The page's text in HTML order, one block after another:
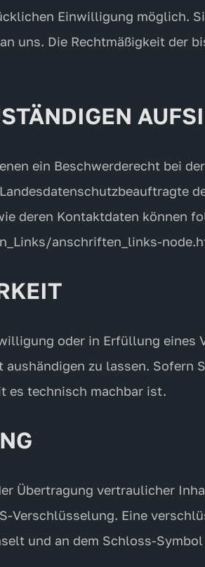
Einwilligung möglich.
uns. Die Rechtmäßigkeit der
ein Beschwerderecht bei
deren Kontaktdaten können
anschriften_links-
oder in Erfüllung
zu lassen. Sofern
es technisch machbar ist.
Übertragung vertraulicher
Verschlüsselung. Eine
und an dem Schloss-